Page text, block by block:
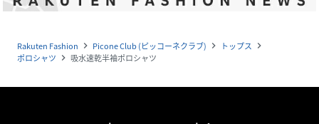
Rakuten Fashion navigate_next Picone Club (ピッコーネクラブ) navigate_next トップス navigate_next
ポロシャツ navigate_next 吸水速乾半袖ポロシャツ